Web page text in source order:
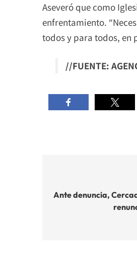
Aseveró que como
enfrentamiento.
todos y para todos, en
//FUENTE:
de
Ante denuncia,